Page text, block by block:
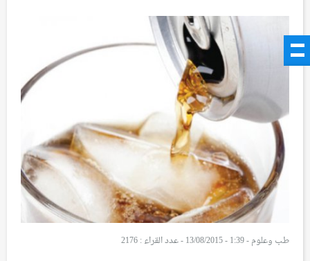
طب وعلوم-
1:39 - 13/08/2015
-عدد القراء : 2176